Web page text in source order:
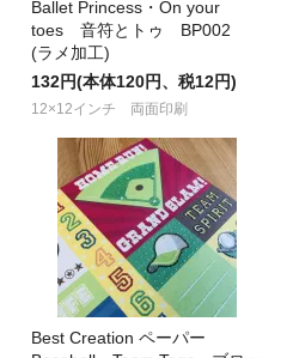
Ballet Princess・On your
toes 音符とトゥ BP002
(ラメ加工)
132円(本体120円、税12円)
12×12インチ 両面印刷
Best Creation ペーパー